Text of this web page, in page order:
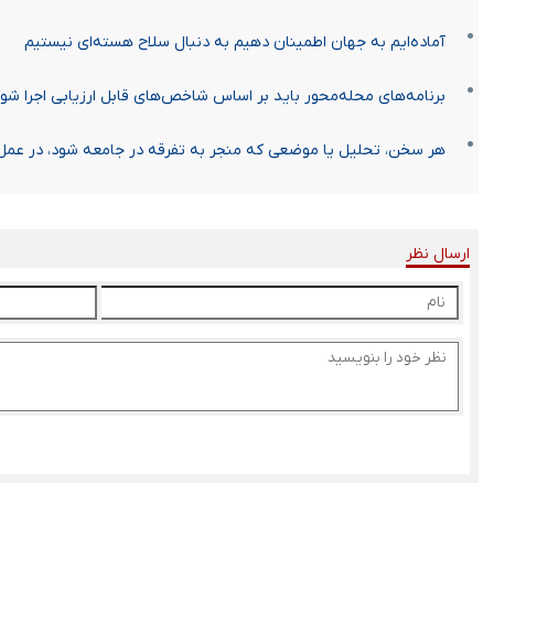
آماده‌ایم به جهان اطمینان دهیم به دنبال سلاح هسته‌ای نیستیم
برنامه‌های محله‌محور باید بر اساس شاخص‌های قابل ارزیابی اجرا
هر سخن، تحلیل یا موضعی که منجر به تفرقه در جامعه شود، در
ارسال نظر